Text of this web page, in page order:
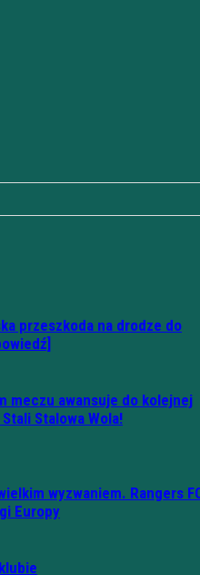
przeszkoda na drodze do
meczu awansuje do kolejnej
Stalowa Wola!
wyzwaniem. Rangers
Europy